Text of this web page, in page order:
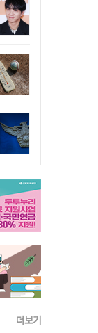
더보기